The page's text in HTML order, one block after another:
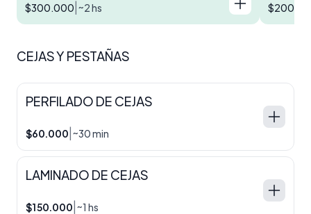
$300.000 ~2 hs
CEJAS Y PESTAÑAS
PERFILADO DE CEJAS
$60.000 ~30 min
LAMINADO DE CEJAS
$150.000 ~1 hs